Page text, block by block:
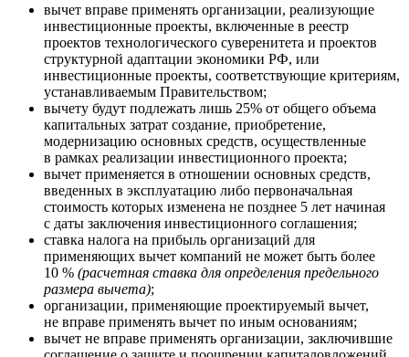
вычет вправе применять организации, реализующие
инвестиционные проекты, включенные в реестр
проектов технологического суверенитета и проектов
структурной адаптации экономики РФ, или
инвестиционные проекты, соответствующие критериям,
устанавливаемым Правительством;
вычету будут подлежать лишь 25% от общего объема
капитальных затрат создание, приобретение,
модернизацию основных средств, осуществленные
в рамках реализации инвестиционного проекта;
вычет применяется в отношении основных средств,
введенных в эксплуатацию либо первоначальная
стоимость которых изменена не позднее 5 лет начиная
с даты заключения инвестиционного соглашения;
ставка налога на прибыль организаций для
применяющих вычет компаний не может быть более
10 % (расчетная ставка для определения предельного
размера вычета);
организации, применяющие проектируемый вычет,
не вправе применять вычет по иным основаниям;
вычет не вправе применять организации, заключившие